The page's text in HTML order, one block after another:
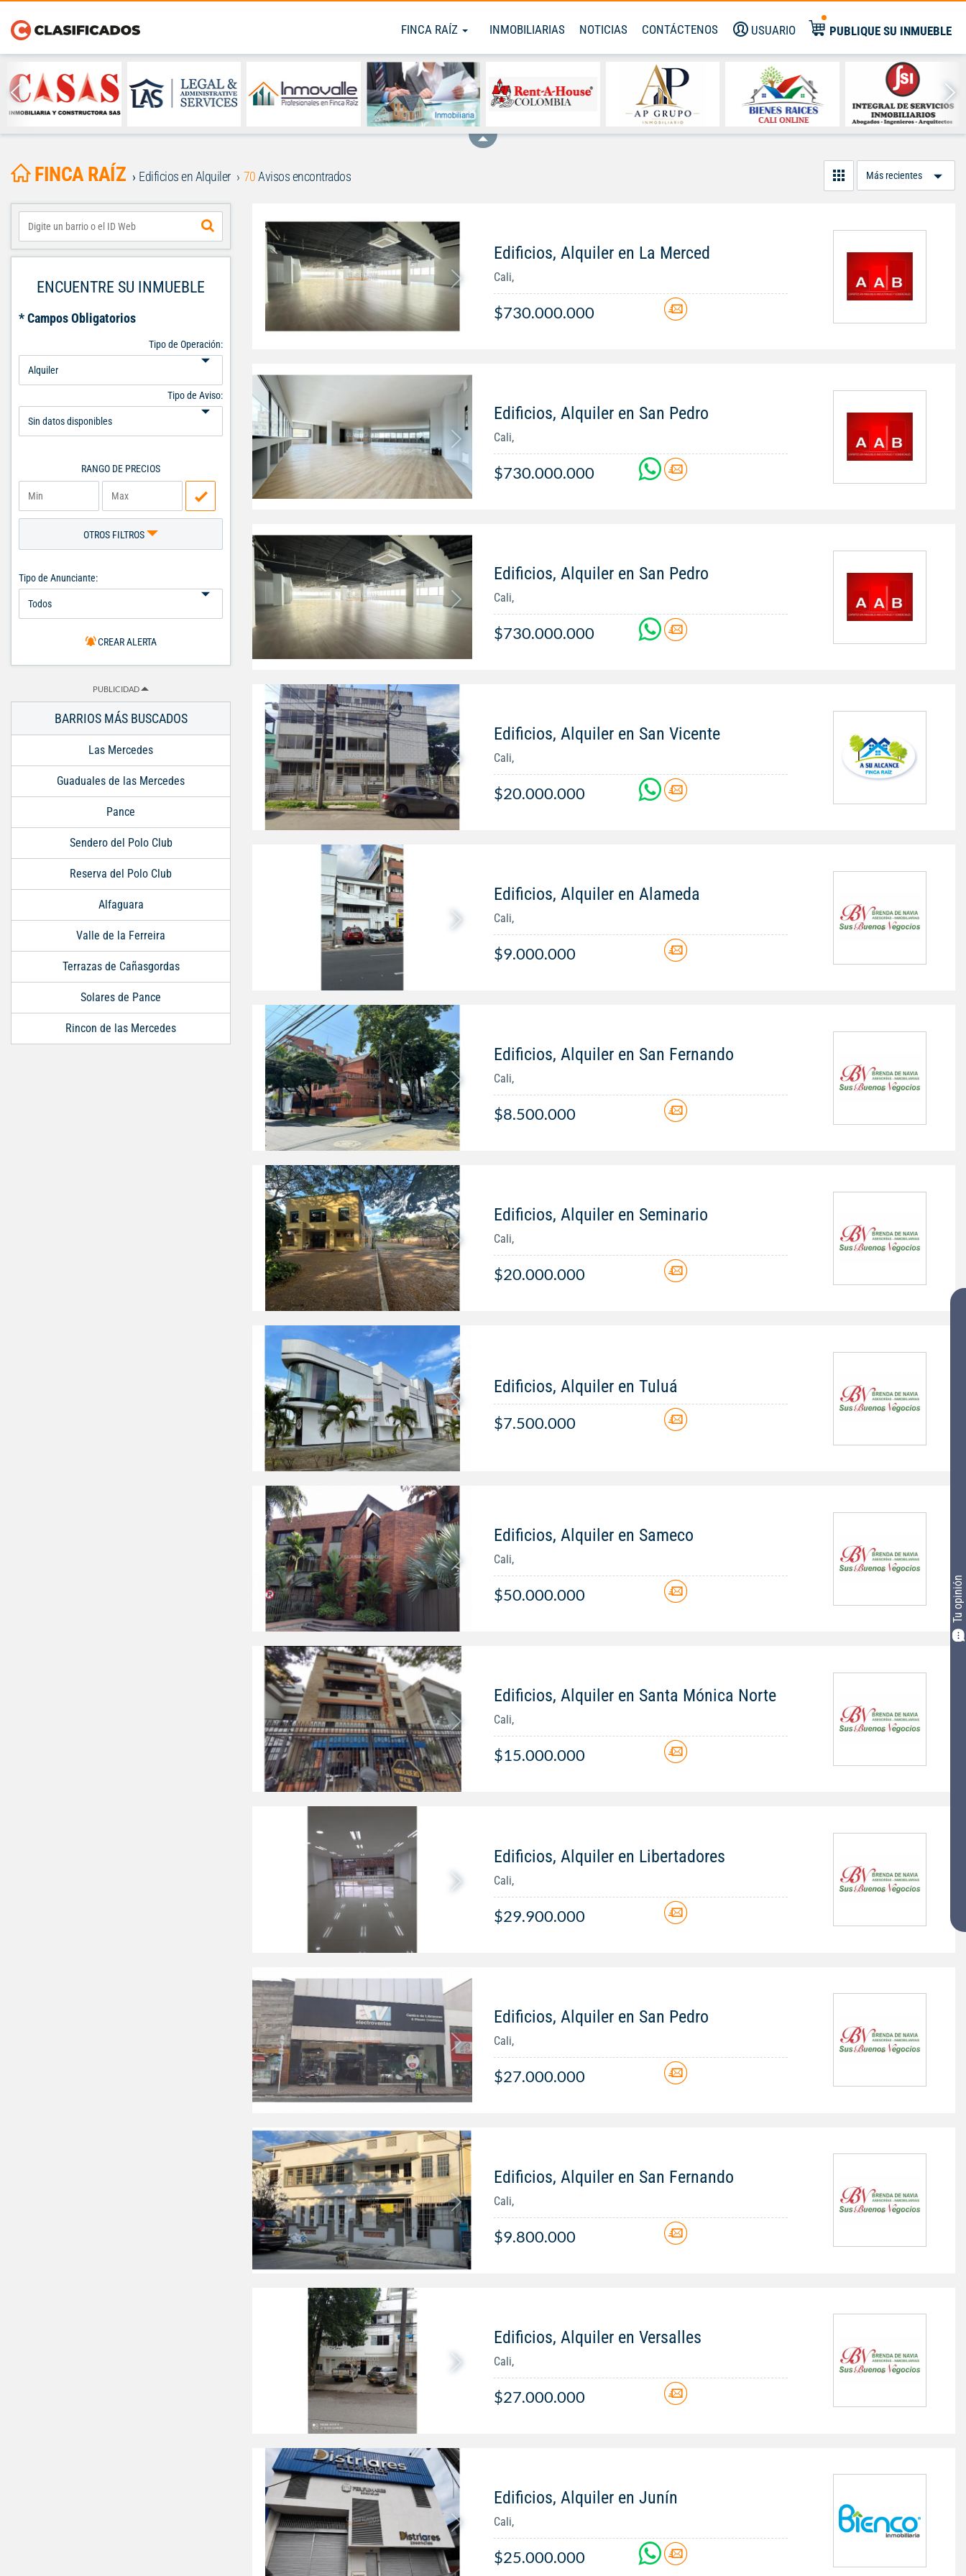
FINCA RAÍZ INMOBILIARIAS NOTICIAS CONTÁCTENOS USUARIO PUBLIQUE SU INMUEBLE
Tu opinión
FINCA RAÍZ Edificios en Alquiler 70Avisos encontrados
Edificios, Alquiler en La Merced
Cali,
$730.000.000
Edificios, Alquiler en San Pedro
Cali,
$730.000.000
Edificios, Alquiler en San Pedro
Cali,
$730.000.000
Edificios, Alquiler en San Vicente
Cali,
$20.000.000
Edificios, Alquiler en Alameda
Cali,
$9.000.000
Edificios, Alquiler en San Fernando
Cali,
$8.500.000
Edificios, Alquiler en Seminario
Cali,
$20.000.000
Edificios, Alquiler en Tuluá
$7.500.000
Edificios, Alquiler en Sameco
Cali,
$50.000.000
Edificios, Alquiler en Santa Mónica Norte
Cali,
$15.000.000
Edificios, Alquiler en Libertadores
Cali,
$29.900.000
Edificios, Alquiler en San Pedro
Cali,
$27.000.000
Edificios, Alquiler en San Fernando
Cali,
$9.800.000
Edificios, Alquiler en Versalles
Cali,
$27.000.000
Edificios, Alquiler en Junín
Cali,
$25.000.000
ENCUENTRE SU INMUEBLE
* Campos Obligatorios
Tipo de Operación:
Tipo de Aviso:
RANGO DE PRECIOS
OTROS FILTROS
Tipo de Anunciante:
CREAR ALERTA
PUBLICIDAD
BARRIOS MÁS BUSCADOS
Las Mercedes
Guaduales de las Mercedes
Pance
Sendero del Polo Club
Reserva del Polo Club
Alfaguara
Valle de la Ferreira
Terrazas de Cañasgordas
Solares de Pance
Rincon de las Mercedes